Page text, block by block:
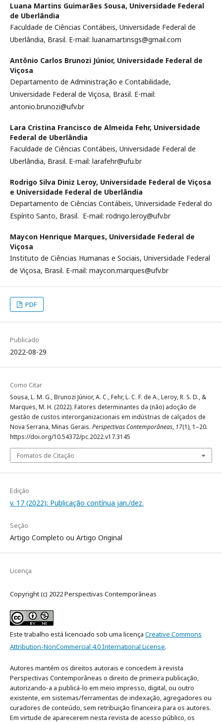
Luana Martins Guimarães Sousa, Universidade Federal
de Uberlândia
Faculdade de Ciências Contábeis, Universidade Federal de
Uberlândia, Brasil. E-mail: luanamartinsgs@gmail.com
Antônio Carlos Brunozi Júnior, Universidade Federal de
Viçosa
Departamento de Administração e Contabilidade,
Universidade Federal de Viçosa, Brasil. E-mail:
antonio.brunozi@ufv.br
Lara Cristina Francisco de Almeida Fehr, Universidade
Federal de Uberlândia
Faculdade de Ciências Contábeis, Universidade Federal de
Uberlândia, Brasil. E-mail: larafehr@ufu.br
Rodrigo Silva Diniz Leroy, Universidade Federal de Viçosa
e Universidade Federal de Uberlândia
Departamento de Ciências Contábeis, Universidade Federal do
Espírito Santo, Brasil. E-mail: rodrigo.leroy@ufv.br
Maycon Henrique Marques, Universidade Federal de
Viçosa
Instituto de Ciências Humanas e Sociais, Universidade Federal
de Viçosa, Brasil. E-mail: maycon.marques@ufv.br
PDF
Publicado
2022-08-29
Como Citar
Sousa, L. M. G., Brunozi Júnior, A. C., Fehr, L. C. F. de A., Leroy, R. S. D., &
Marques, M. H. (2022). Fatores determinantes da (não) adoção de
gestão de custos interorganizacionais em indústrias de calçados de
Nova Serrana, Minas Gerais. Perspectivas Contemporâneas, 17(1), 1–20.
https://doi.org/10.54372/pc.2022.v17.3145
Fomatos de Citação
Edição
v. 17 (2022): Publicação contínua jan./dez.
Seção
Artigo Completo ou Artigo Original
Licença
Copyright (c) 2022 Perspectivas Contemporâneas
Este trabalho está licenciado sob uma licença Creative Commons
Attribution-NonCommercial 4.0 International License.
Autores mantém os direitos autorais e concedem à revista
Perspectivas Contemporâneas o direito de primeira publicação,
autorizando-a a publicá-lo em meio impresso, digital, ou outro
existente, em sistemas/ferramentas de indexação, agregadores ou
curadores de conteúdo, sem retribuição financeira para os autores.
Em virtude de aparecerem nesta revista de acesso público, os